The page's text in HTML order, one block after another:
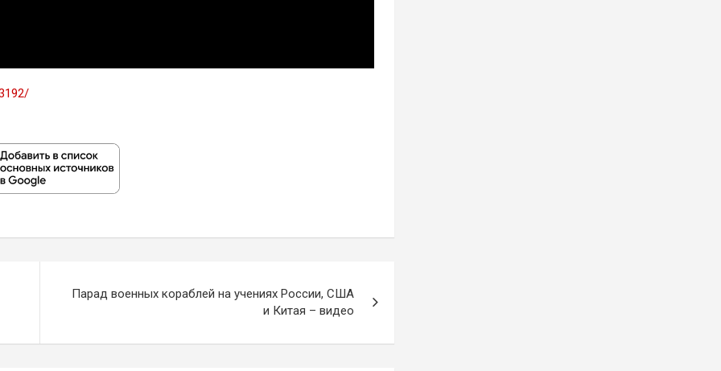
Парад военных кораблей на учениях России, США
и Китая – видео